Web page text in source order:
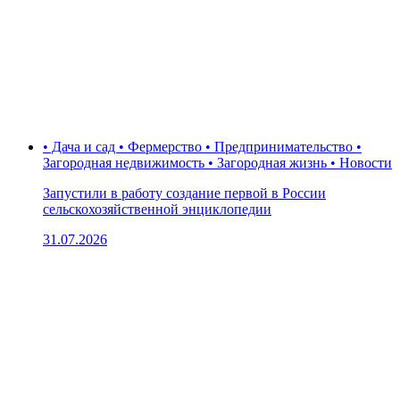
• Дача и сад • Фермерство • Предпринимательство •
Загородная недвижимость • Загородная жизнь • Новости
Запустили в работу создание первой в России
сельскохозяйственной энциклопедии
31.07.2026